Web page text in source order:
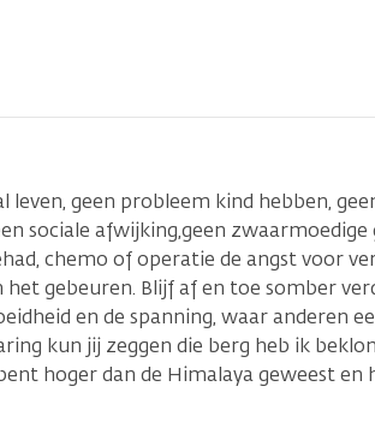
leven, geen probleem kind hebben,
sociale afwijking,geen
chemo of operatie de angst voor
het gebeuren. Blijf af en toe somber
en de spanning, waar anderen
kun jij zeggen die berg heb ik
hoger dan de Himalaya geweest